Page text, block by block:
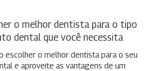
o melhor dentista para o tipo
dental que você necessita
escolher o melhor dentista para o seu
e aproveite as vantagens de um